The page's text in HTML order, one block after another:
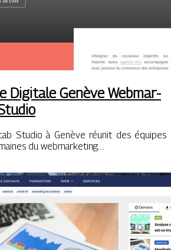
Digitale Genève Web­mar­
Studio à Genève réunit des équipes
du webmarketing….